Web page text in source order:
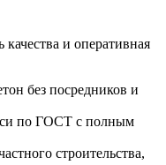
и оперативная
без посредников и
по ГОСТ с полным
строительства,